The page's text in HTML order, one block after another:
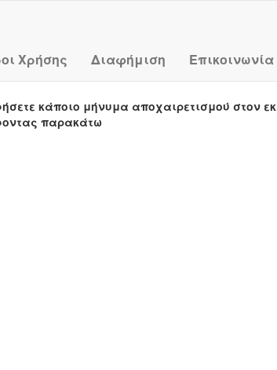
Χρήσης Διαφήμιση Επικοινωνία
κάποιο μήνυμα αποχαιρετισμού στον
παρακάτω